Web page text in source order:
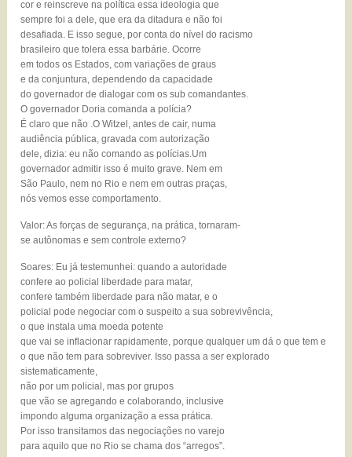
cor e reinscreve na política essa ideologia que
sempre foi a dele, que era da ditadura e não foi
desafiada. E isso segue, por conta do nível do racismo
brasileiro que tolera essa barbárie. Ocorre
em todos os Estados, com variações de graus
e da conjuntura, dependendo da capacidade
do governador de dialogar com os sub comandantes.
O governador Doria comanda a polícia?
É claro que não .O Witzel, antes de cair, numa
audiência pública, gravada com autorização
dele, dizia: eu não comando as polícias.Um
governador admitir isso é muito grave. Nem em
São Paulo, nem no Rio e nem em outras praças,
nós vemos esse comportamento.
Valor: As forças de segurança, na prática, tornaram-
se autônomas e sem controle externo?
Soares: Eu já testemunhei: quando a autoridade
confere ao policial liberdade para matar,
confere também liberdade para não matar, e o
policial pode negociar com o suspeito a sua sobrevivência,
o que instala uma moeda potente
que vai se inflacionar rapidamente, porque qualquer um dá o que tem e
o que não tem para sobreviver. Isso passa a ser explorado
sistematicamente,
não por um policial, mas por grupos
que vão se agregando e colaborando, inclusive
impondo alguma organização a essa prática.
Por isso transitamos das negociações no varejo
para aquilo que no Rio se chama dos “arregos”.